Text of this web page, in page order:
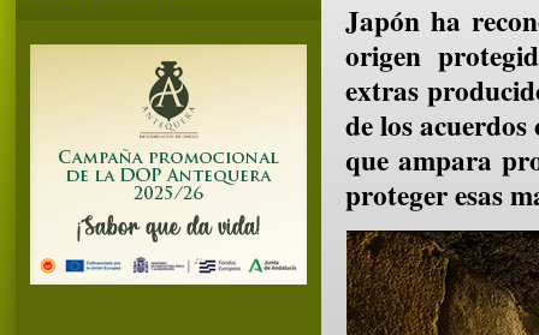
Japón ha
origen
extras
de los
que ampara
proteger esas